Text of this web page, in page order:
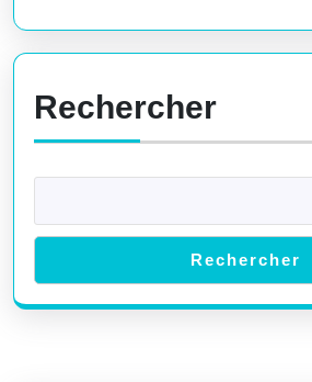
Rechercher
Rechercher